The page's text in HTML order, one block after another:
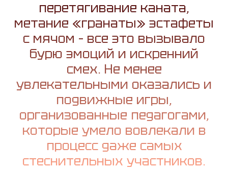
перетягивание каната,
метание «гранаты» эстафеты
с мячом – все это вызывало
бурю эмоций и искренний
смех. Не менее
увлекательными оказались и
подвижные игры,
организованные педагогами,
которые умело вовлекали в
процесс даже самых
стеснительных участников.